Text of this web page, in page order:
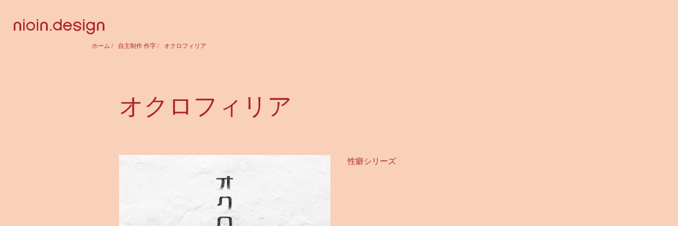
ホーム / 自主制作 作字 / オクロフィリア
オクロフィリア
性癖シリーズ